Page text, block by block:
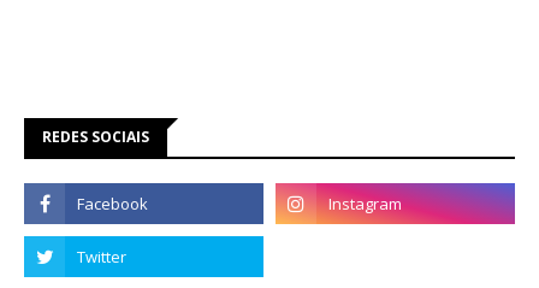
REDES SOCIAIS